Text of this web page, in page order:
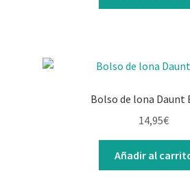
Bolso de lona Daunt
14,95€
Añadir al